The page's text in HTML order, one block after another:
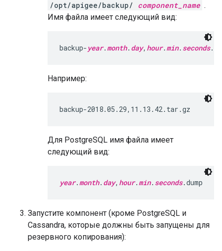
/opt/apigee/backup/ component_name .
Имя файла имеет следующий вид:
backup- year.month. day, hour.min. seconds
Например:
backup-2018.05.29,11.13.42.tar.gz
Для PostgreSQL имя файла имеет
следующий вид:
year.month. day, hour.min. seconds.dump
Запустите компонент (кроме PostgreSQL и
Cassandra, которые должны быть запущены для
резервного копирования):